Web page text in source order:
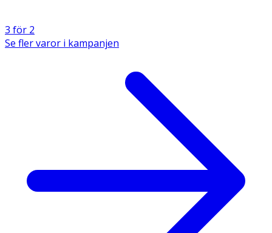
3 för 2
Se fler varor i kampanjen